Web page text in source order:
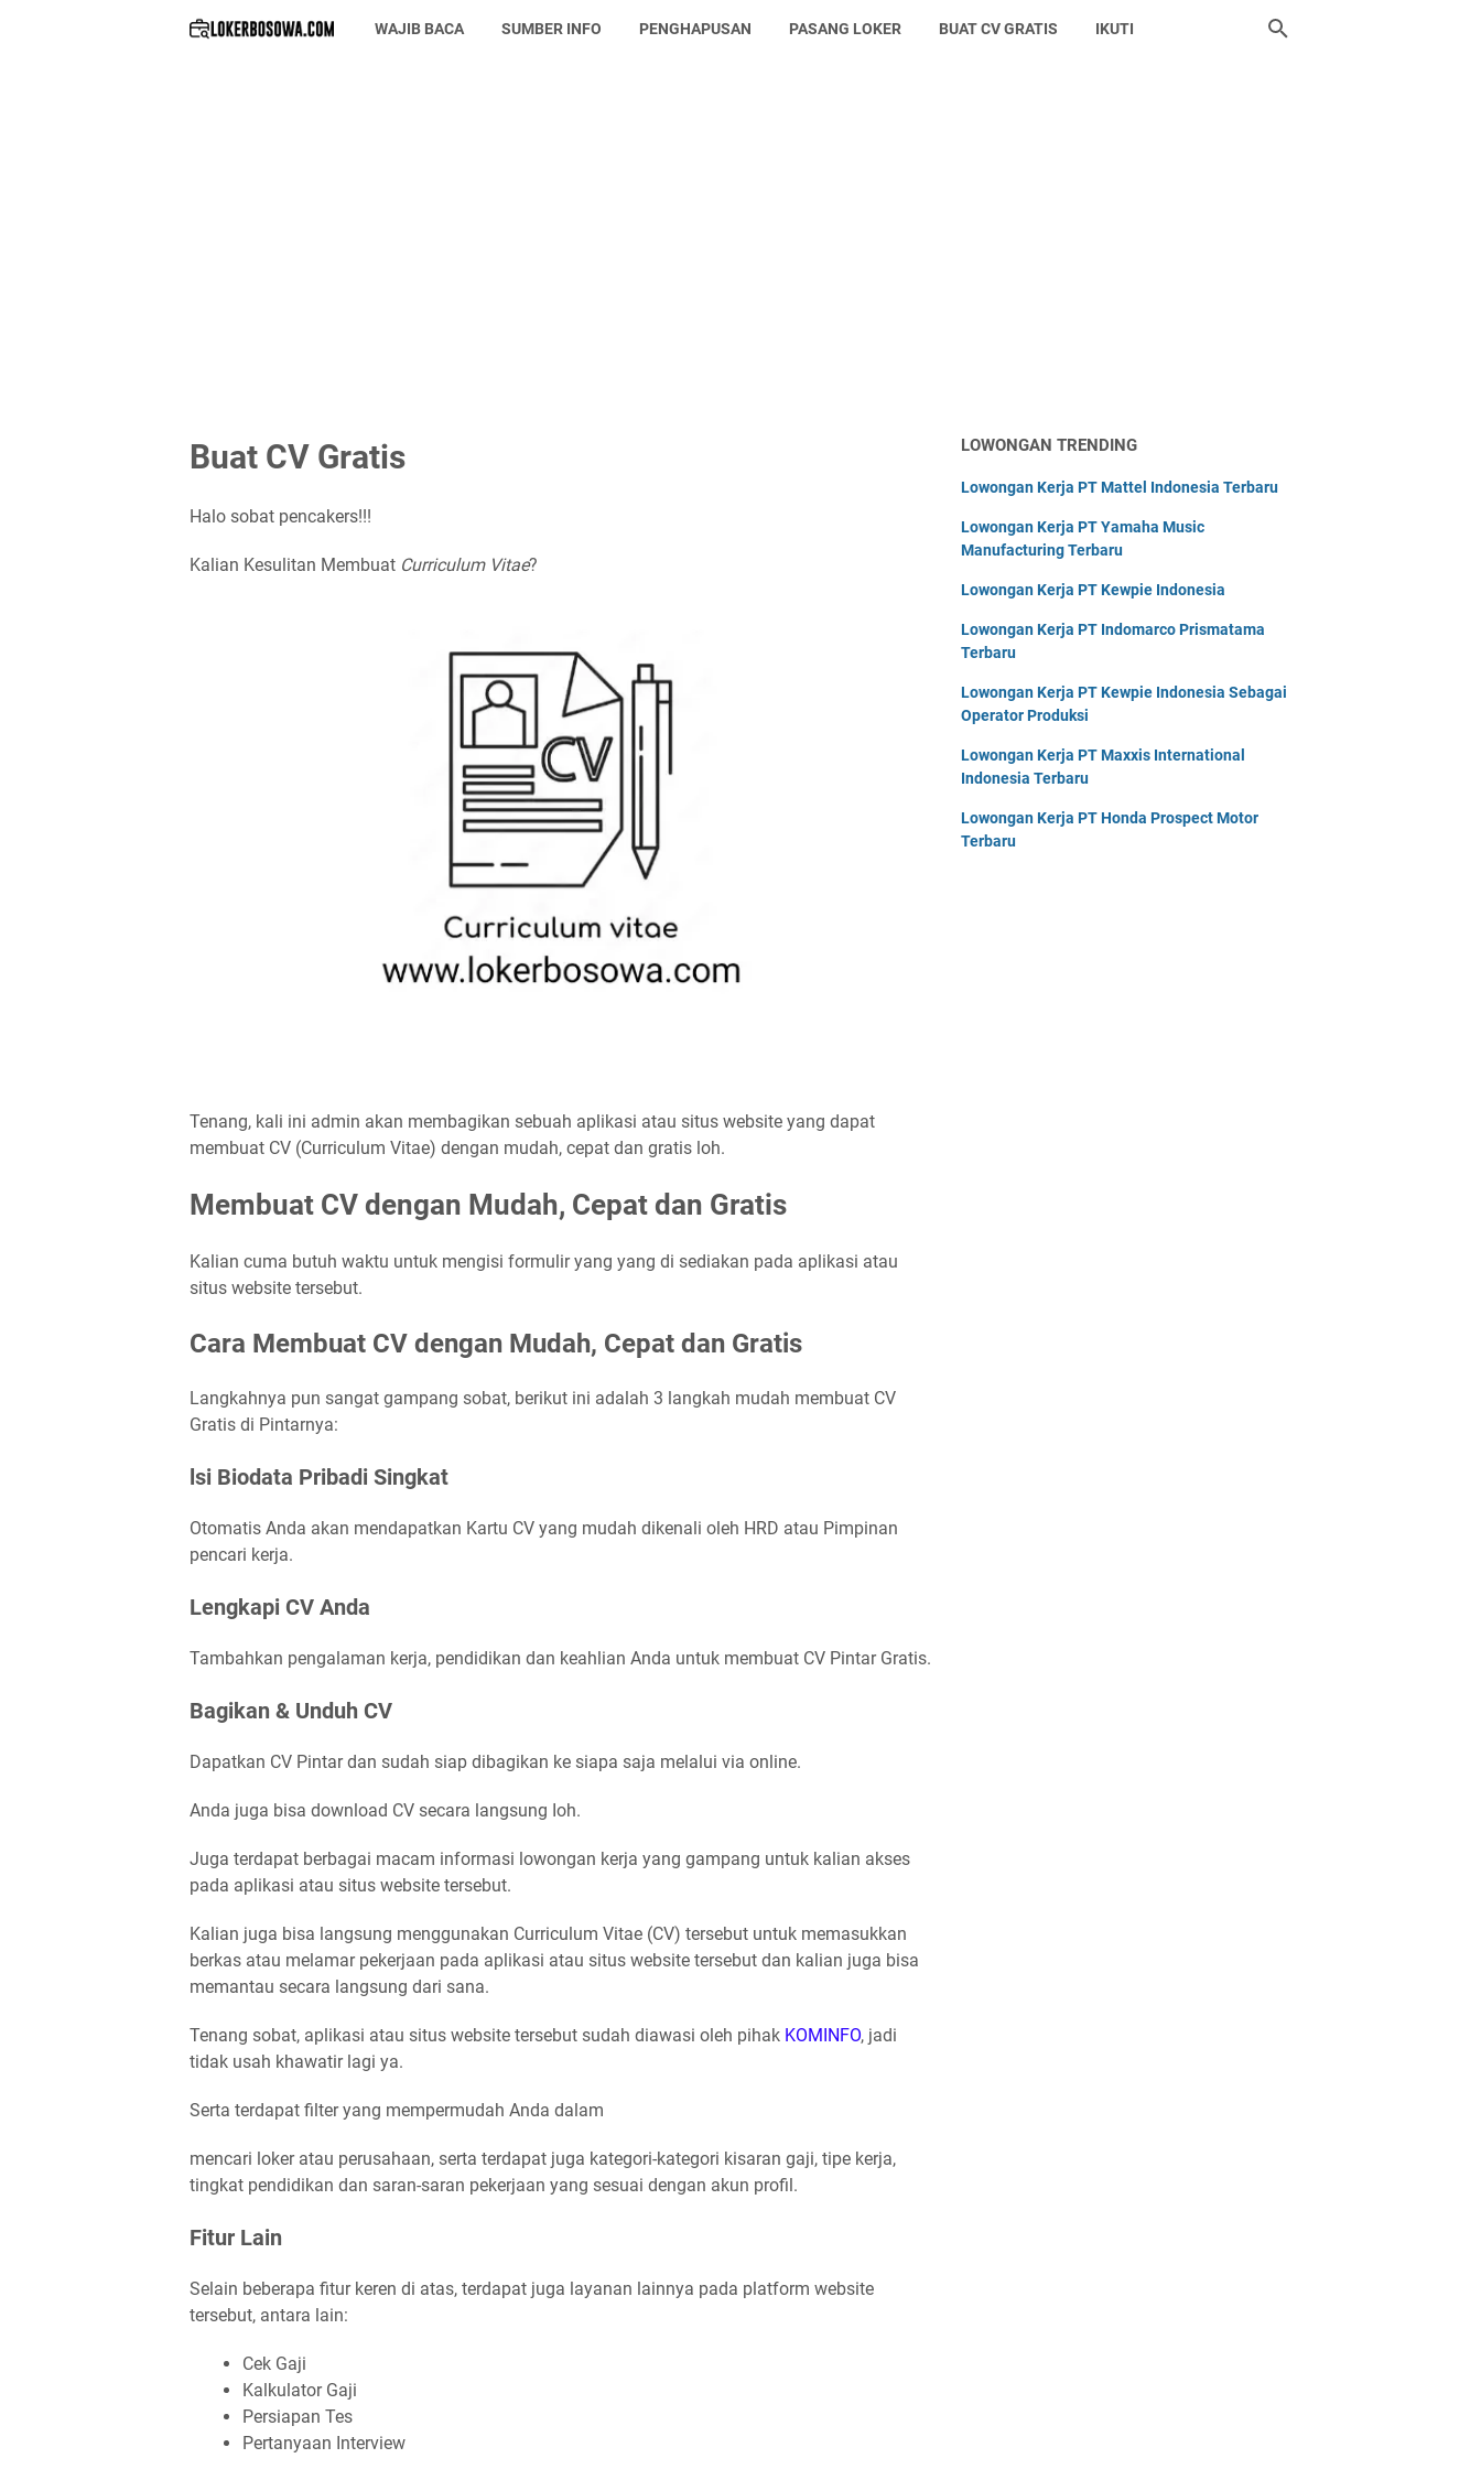
WAJIB BACA SUMBER INFO PENGHAPUSAN PASANG LOKER BUAT CV GRATIS IKUTI
Buat CV Gratis
Halo sobat pencakers!!!
Kalian Kesulitan Membuat Curriculum Vitae?
Tenang, kali ini admin akan membagikan sebuah aplikasi atau situs website yang dapat
membuat CV (Curriculum Vitae) dengan mudah, cepat dan gratis loh.
Membuat CV dengan Mudah, Cepat dan Gratis
Kalian cuma butuh waktu untuk mengisi formulir yang yang di sediakan pada aplikasi atau
situs website tersebut.
Cara Membuat CV dengan Mudah, Cepat dan Gratis
Langkahnya pun sangat gampang sobat, berikut ini adalah 3 langkah mudah membuat CV
Gratis di Pintarnya:
lsi Biodata Pribadi Singkat
Otomatis Anda akan mendapatkan Kartu CV yang mudah dikenali oleh HRD atau Pimpinan
pencari kerja.
Lengkapi CV Anda
Tambahkan pengalaman kerja, pendidikan dan keahlian Anda untuk membuat CV Pintar Gratis.
Bagikan & Unduh CV
Dapatkan CV Pintar dan sudah siap dibagikan ke siapa saja melalui via online.
Anda juga bisa download CV secara langsung Ioh.
Juga terdapat berbagai macam informasi lowongan kerja yang gampang untuk kalian akses
pada aplikasi atau situs website tersebut.
Kalian juga bisa langsung menggunakan Curriculum Vitae (CV) tersebut untuk memasukkan
berkas atau melamar pekerjaan pada aplikasi atau situs website tersebut dan kalian juga bisa
memantau secara langsung dari sana.
Tenang sobat, aplikasi atau situs website tersebut sudah diawasi oleh pihak KOMINFO, jadi
tidak usah khawatir lagi ya.
Serta terdapat filter yang mempermudah Anda dalam
mencari loker atau perusahaan, serta terdapat juga kategori-kategori kisaran gaji, tipe kerja,
tingkat pendidikan dan saran-saran pekerjaan yang sesuai dengan akun profil.
Fitur Lain
Selain beberapa fitur keren di atas, terdapat juga layanan lainnya pada platform website
tersebut, antara lain:
Cek Gaji
Kalkulator Gaji
Persiapan Tes
Pertanyaan Interview
LOWONGAN TRENDING
Lowongan Kerja PT Mattel Indonesia Terbaru
Lowongan Kerja PT Yamaha Music
Manufacturing Terbaru
Lowongan Kerja PT Kewpie Indonesia
Lowongan Kerja PT Indomarco Prismatama
Terbaru
Lowongan Kerja PT Kewpie Indonesia Sebagai
Operator Produksi
Lowongan Kerja PT Maxxis International
Indonesia Terbaru
Lowongan Kerja PT Honda Prospect Motor
Terbaru